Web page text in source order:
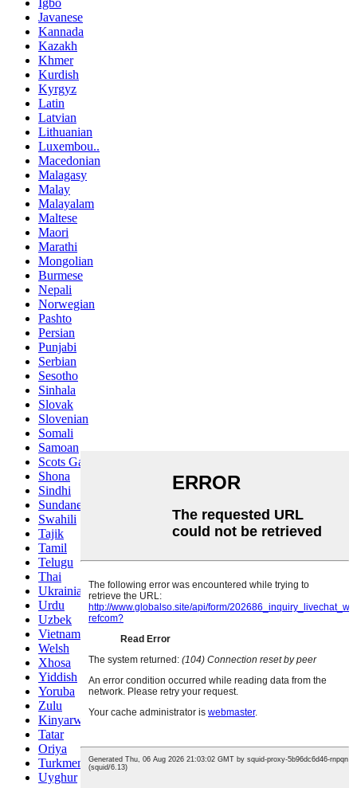
Igbo
Javanese
Kannada
Kazakh
Khmer
Kurdish
Kyrgyz
Latin
Latvian
Lithuanian
Luxembou..
Macedonian
Malagasy
Malay
Malayalam
Maltese
Maori
Marathi
Mongolian
Burmese
Nepali
Norwegian
Pashto
Persian
Punjabi
Serbian
Sesotho
Sinhala
Slovak
Slovenian
Somali
Samoan
Scots Gaelic
Shona
Sindhi
Sundanese
Swahili
Tajik
Tamil
Telugu
Thai
Ukrainian
Urdu
Uzbek
Vietnamese
Welsh
Xhosa
Yiddish
Yoruba
Zulu
Kinyarwanda
Tatar
Oriya
Turkmen
Uyghur